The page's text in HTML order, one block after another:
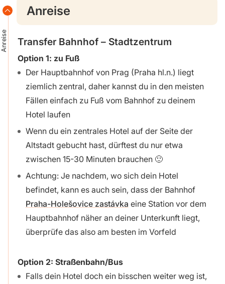
Anreise
Anreise
Transfer Bahnhof – Stadtzentrum
Option 1: zu Fuß
Der Hauptbahnhof von Prag (Praha hl.n.) liegt
ziemlich zentral, daher kannst du in den meisten
Fällen einfach zu Fuß vom Bahnhof zu deinem
Hotel laufen
Wenn du ein zentrales Hotel auf der Seite der
Altstadt gebucht hast, dürftest du nur etwa
zwischen 15-30 Minuten brauchen 🙂
Achtung: Je nachdem, wo sich dein Hotel
befindet, kann es auch sein, dass der Bahnhof
Praha-Holešovice zastávka eine Station vor dem
Hauptbahnhof näher an deiner Unterkunft liegt,
überprüfe das also am besten im Vorfeld
Option 2: Straßenbahn/Bus
Falls dein Hotel doch ein bisschen weiter weg ist,